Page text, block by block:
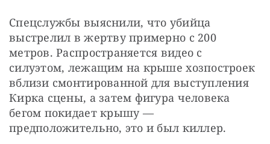
Спецслужбы выяснили, что убийца
выстрелил в жертву примерно с 200
метров. Распространяется видео с
силуэтом, лежащим на крыше хозпостроек
вблизи смонтированной для выступления
Кирка сцены, а затем фигура человека
бегом покидает крышу —
предположительно, это и был киллер.